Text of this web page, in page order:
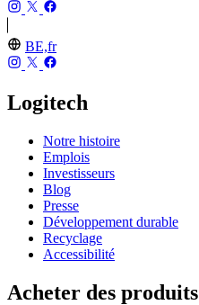
BE,fr
Logitech
Notre histoire
Emplois
Investisseurs
Blog
Presse
Développement durable
Recyclage
Accessibilité
Acheter des produits